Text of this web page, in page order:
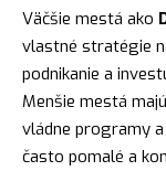
Väčšie mestá ako
vlastné stratégie
podnikanie a
Menšie mestá
vládne programy
často pomalé a